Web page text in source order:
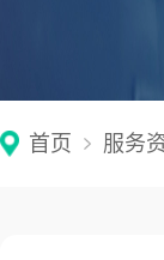
首页 服务